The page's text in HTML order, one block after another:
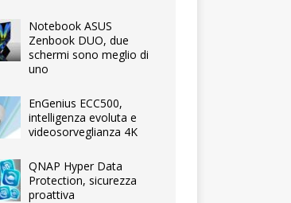
Notebook ASUS
Zenbook DUO, due
schermi sono meglio di
uno
EnGenius ECC500,
intelligenza evoluta e
videosorveglianza 4K
QNAP Hyper Data
Protection, sicurezza
proattiva